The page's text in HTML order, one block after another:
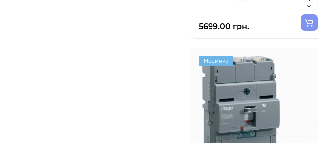
5699.00 грн.
Новинка